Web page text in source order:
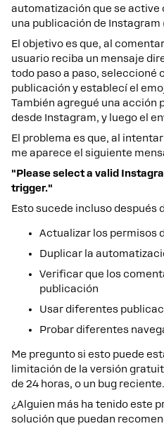
automatización que se active
una publicación de Instagram
El objetivo es que, al
usuario reciba un mensaje
todo paso a paso, seleccioné
publicación y establecí el
También agregué una acción
desde Instagram, y luego el
El problema es que, al
me aparece el siguiente
"Please select a valid
trigger."
Esto sucede incluso después
Actualizar los permisos
Duplicar la
Verificar que los
publicación
Usar diferentes
Probar diferentes
Me pregunto si esto puede
limitación de la versión
de 24 horas, o un bug reciente.
¿Alguien más ha tenido este
solución que puedan